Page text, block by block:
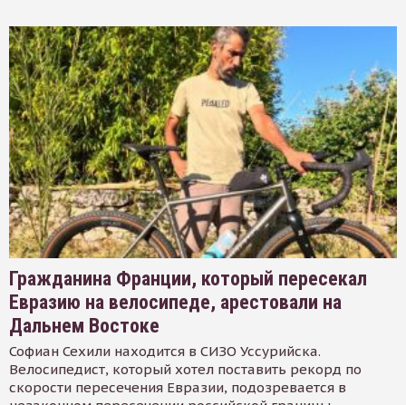
Гражданина Франции, который пересекал
Евразию на велосипеде, арестовали на
Дальнем Востоке
Софиан Сехили находится в СИЗО Уссурийска.
Велосипедист, который хотел поставить рекорд по
скорости пересечения Евразии, подозревается в